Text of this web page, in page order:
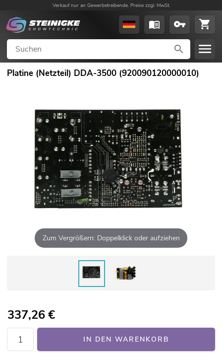
Verkauf nur an Gewerbetreibende. Preise zzgl. MwSt.
Platine (Netzteil) DDA-3500 (920090120000010)
Zum Vergrößern: Doppelklick oder aufziehen
337,26€
IN DEN WARENKORB